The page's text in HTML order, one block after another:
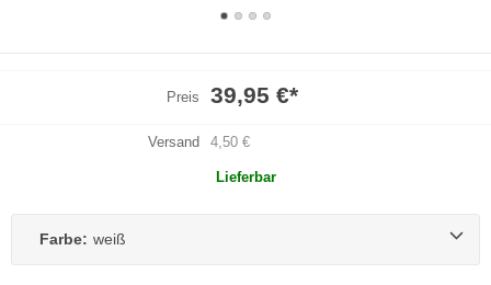
Preis 39,95 €*
Versand 4,50 €
Lieferbar
Farbe: weiß